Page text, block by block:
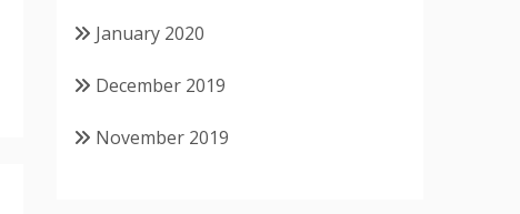
January 2020
December 2019
November 2019